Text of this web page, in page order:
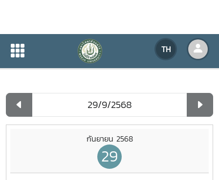
TH
ปฏิทินกิจกรรมของหน่วยงาน
ปฏิทินกิจกรรมของหน่วยงาน
กันยายน 2568
29